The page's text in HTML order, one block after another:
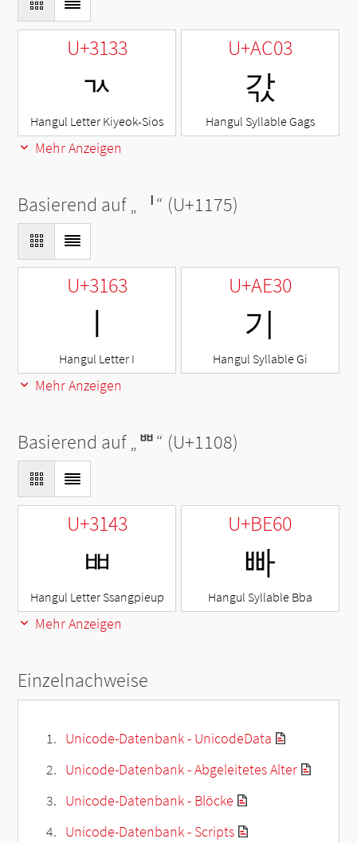
U+3133
ㄳ
Hangul Letter Kiyeok-Sios
U+AC03
갃
Hangul Syllable Gags
Mehr Anzeigen
Basierend auf „ ᅵ“ (U+1175)
U+3163
ㅣ
Hangul Letter I
U+AE30
기
Hangul Syllable Gi
Mehr Anzeigen
Basierend auf „ᄈ“ (U+1108)
U+3143
ㅃ
Hangul Letter Ssangpieup
U+BE60
빠
Hangul Syllable Bba
Mehr Anzeigen
Einzelnachweise
Unicode-Datenbank - UnicodeData
Unicode-Datenbank - Abgeleitetes Alter
Unicode-Datenbank - Blöcke
Unicode-Datenbank - Scripts